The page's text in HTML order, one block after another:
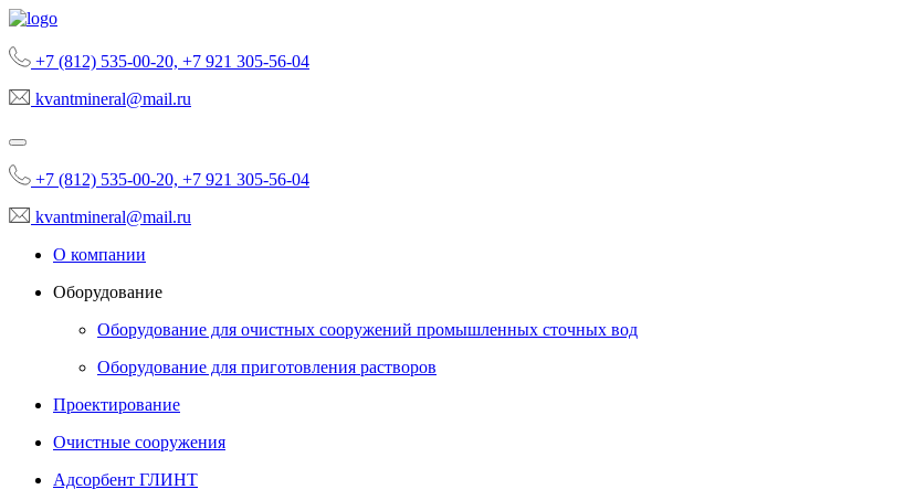
+7 (812) 535-00-20, +7 921 305-56-04
kvantmineral@mail.ru
+7 (812) 535-00-20, +7 921 305-56-04
kvantmineral@mail.ru
О компании
Оборудование
Оборудование для очистных сооружений промышленных сточных вод
Оборудование для приготовления растворов
Проектирование
Очистные сооружения
Адсорбент ГЛИНТ